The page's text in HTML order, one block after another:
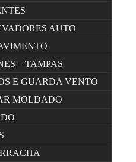
AUTO
– TAMPAS
E GUARDA VENTO
MOLDADO